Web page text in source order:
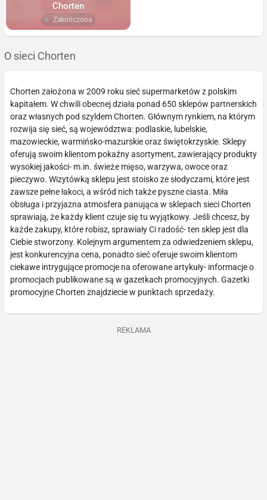
Chorten
Zakończona
O sieci Chorten
Chorten założona w 2009 roku sieć supermarketów z polskim
kapitałem. W chwili obecnej działa ponad 650 sklepów partnerskich
oraz własnych pod szyldem Chorten. Głównym rynkiem, na którym
rozwija się sieć, są województwa: podlaskie, lubelskie,
mazowieckie, warmińsko-mazurskie oraz świętokrzyskie. Sklepy
oferują swoim klientom pokaźny asortyment, zawierający produkty
wysokiej jakości- m.in. świeże mięso, warzywa, owoce oraz
pieczywo. Wizytówką sklepu jest stoisko ze słodyczami, które jest
zawsze pełne łakoci, a wśród nich także pyszne ciasta. Miła
obsługa i przyjazna atmosfera panująca w sklepach sieci Chorten
sprawiają, że każdy klient czuje się tu wyjątkowy. Jeśli chcesz, by
każde zakupy, które robisz, sprawiały Ci radość- ten sklep jest dla
Ciebie stworzony. Kolejnym argumentem za odwiedzeniem sklepu,
jest konkurencyjna cena, ponadto sieć oferuje swoim klientom
ciekawe intrygujące promocje na oferowane artykuły- informacje o
promocjach publikowane są w gazetkach promocyjnych. Gazetki
promocyjne Chorten znajdziecie w punktach sprzedaży.
REKLAMA